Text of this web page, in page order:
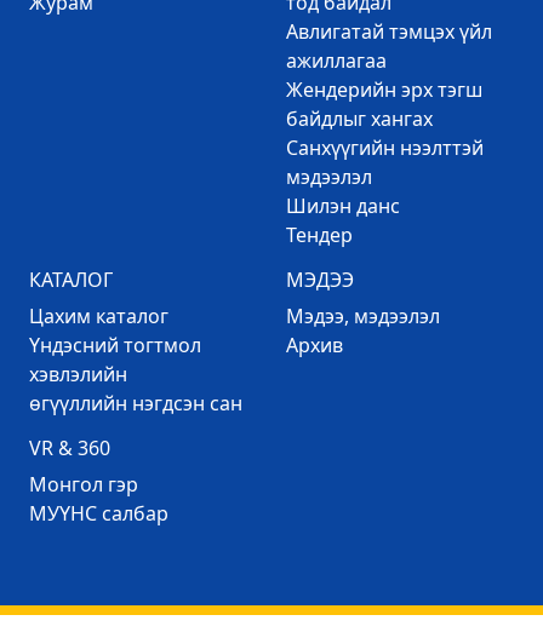
Авлигатай тэмцэх үйл
ажиллагаа
Жендерийн эрх тэгш
байдлыг хангах
Санхүүгийн нээлттэй
мэдээлэл
Шилэн данс
Тендер
КАТАЛОГ
Цахим каталог
Үндэсний тогтмол
хэвлэлийн
өгүүллийн нэгдсэн сан
МЭДЭЭ
Mэдээ, мэдээлэл
Архив
VR & 360
Mонгол гэр
МУҮНС салбар